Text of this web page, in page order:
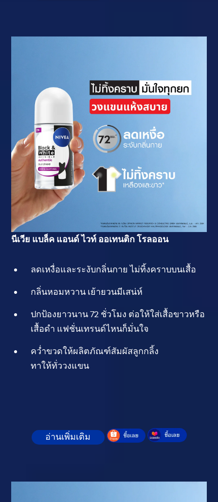
นีเวีย แบล็ค แอนด์ ไวท์ ออเทนติก โรลออน
ลดเหงื่อและระงับกลิ่นกาย ไม่ทิ้งคราบบนเสื้อ
กลิ่นหอมหวาน เย้ายวนมีเสน่ห์
ปกป้องยาวนาน 72 ชั่วโมง ต่อให้ใส่เสื้อขาวหรือ
เสื้อดำ แฟชั่นเทรนด์ไหนก็มั่นใจ
คว่ำขวดให้ผลิตภัณฑ์สัมผัสลูกกลิ้ง
ทาให้ทั่ววงแขน
อ่านเพิ่มเติม